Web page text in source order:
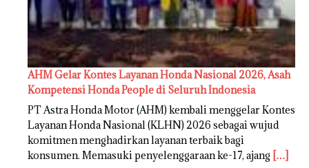
AHM Gelar Kontes Layanan Honda Nasional 2026, Asah
Kompetensi Honda People di Seluruh Indonesia
PT Astra Honda Motor (AHM) kembali menggelar Kontes
Layanan Honda Nasional (KLHN) 2026 sebagai wujud
komitmen menghadirkan layanan terbaik bagi
konsumen. Memasuki penyelenggaraan ke-17, ajang […]